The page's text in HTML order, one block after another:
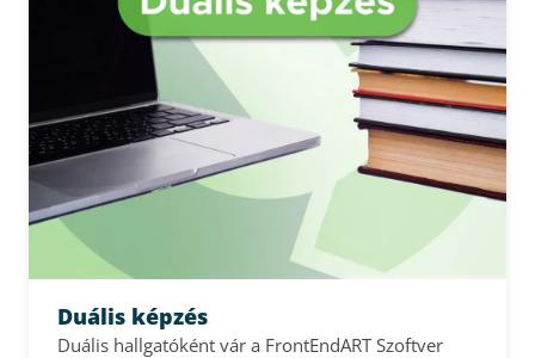
Duális képzés
Duális hallgatóként vár a FrontEndART Szoftver